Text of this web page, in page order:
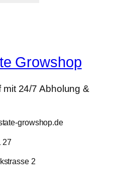
Growshop
24/7 Abholung &
growshop.de
27
2